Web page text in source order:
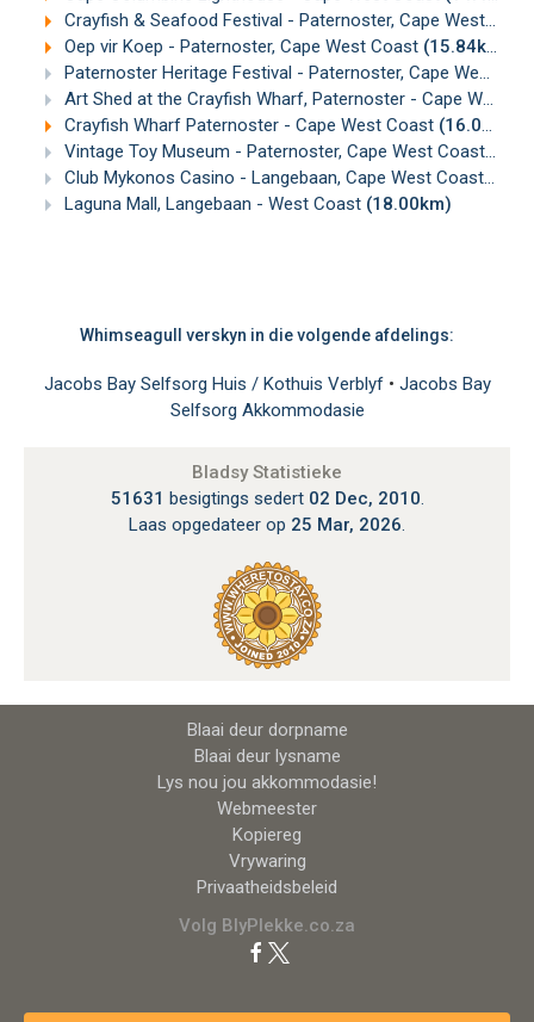
Crayfish & Seafood Festival - Paternoster, Cape West Coast
Oep vir Koep - Paternoster, Cape West Coast (15.84km)
Paternoster Heritage Festival - Paternoster, Cape West Coast
Art Shed at the Crayfish Wharf, Paternoster - Cape West Coast
Crayfish Wharf Paternoster - Cape West Coast (16.04km)
Vintage Toy Museum - Paternoster, Cape West Coast
Club Mykonos Casino - Langebaan, Cape West Coast
Laguna Mall, Langebaan - West Coast (18.00km)
Whimseagull verskyn in die volgende afdelings:
Jacobs Bay Selfsorg Huis / Kothuis Verblyf • Jacobs Bay
Selfsorg Akkommodasie
Bladsy Statistieke
51631 besigtings sedert 02 Dec, 2010.
Laas opgedateer op 25 Mar, 2026.
Blaai deur dorpname
Blaai deur lysname
Lys nou jou akkommodasie!
Webmeester
Kopiereg
Vrywaring
Privaatheidsbeleid
Volg BlyPlekke.co.za